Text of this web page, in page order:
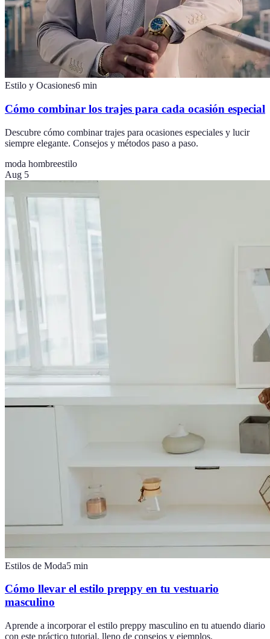
Estilo y Ocasiones6 min
Cómo combinar los trajes para cada ocasión especial
Descubre cómo combinar trajes para ocasiones especiales y lucir
siempre elegante. Consejos y métodos paso a paso.
moda hombreestilo
Aug 5
Estilos de Moda5 min
Cómo llevar el estilo preppy en tu vestuario
masculino
Aprende a incorporar el estilo preppy masculino en tu atuendo diario
con este práctico tutorial, lleno de consejos y ejemplos.